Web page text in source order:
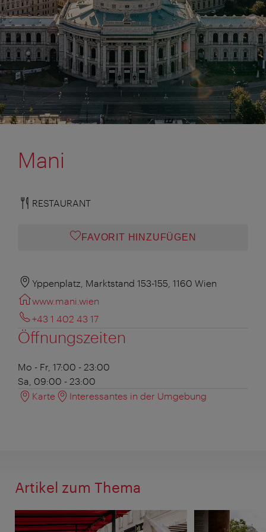
Mani
RESTAURANT
FAVORIT HINZUFÜGEN
Yppenplatz, Marktstand 153-155, 1160 Wien
www.mani.wien
+43 1 402 43 17
Öffnungszeiten
Mo - Fr, 17:00 - 23:00
Sa, 09:00 - 23:00
Karte
Interessantes in der Umgebung
Artikel zum Thema